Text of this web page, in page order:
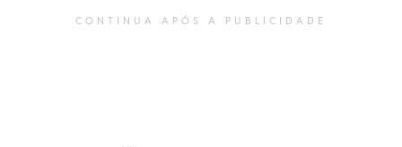
CONTINUA APÓS A PUBLICIDADE